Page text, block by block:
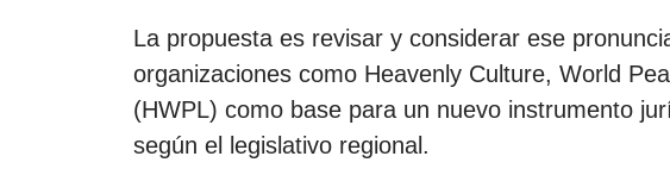
La propuesta es revisar y considerar ese
organizaciones como Heavenly Culture, World
(HWPL) como base para un nuevo instrumento
según el legislativo regional.